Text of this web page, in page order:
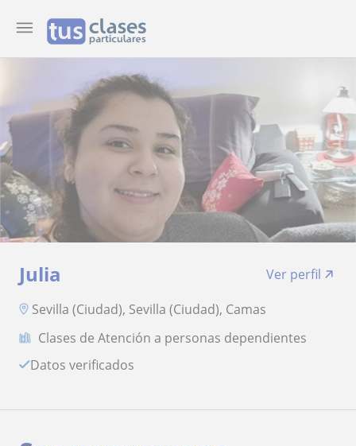
Julia
Ver perfil
Sevilla (Ciudad), Sevilla (Ciudad), Camas
Clases de Atención a personas dependientes
Datos verificados